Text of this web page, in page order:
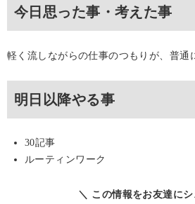
今日思った事・考えた事
軽く流しながらの仕事のつもりが、普通
明日以降やる事
30記事
ルーティンワーク
＼ この情報をお友達に